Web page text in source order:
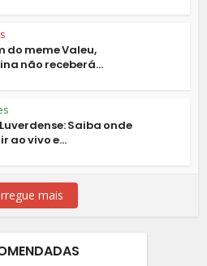
do meme Valeu,
não receberá...
Luverdense: Saiba onde
ao vivo e...
mais